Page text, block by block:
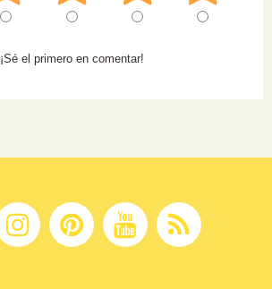
¡Sé el primero en comentar!